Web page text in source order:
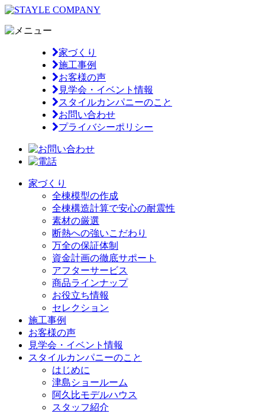
家づくり
施工事例
お客様の声
見学会・イベント情報
スタイルカンパニーのこと
お問い合わせ
プライバシーポリシー
家づくり
全棟模型の作成
全棟構造計算で安心の耐震性
素材の厳選
断熱への強いこだわり
万全の保証体制
資金計画の徹底サポート
アフターサービス
商品ラインナップ
お役立ち情報
セレクション
施工事例
お客様の声
見学会・イベント情報
スタイルカンパニーのこと
はじめに
津島ショールーム
阿久比モデルハウス
スタッフ紹介